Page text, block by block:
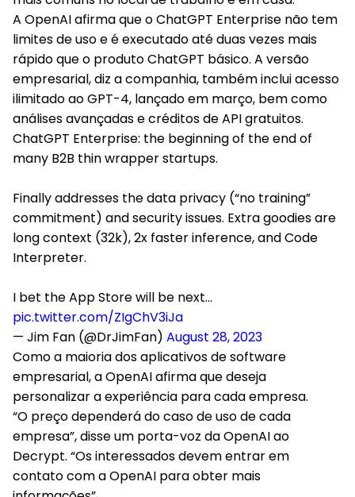
A OpenAI afirma que o ChatGPT Enterprise não tem
limites de uso e é executado até duas vezes mais
rápido que o produto ChatGPT básico. A versão
empresarial, diz a companhia, também inclui acesso
ilimitado ao GPT-4, lançado em março, bem como
análises avançadas e créditos de API gratuitos.
ChatGPT Enterprise: the beginning of the end of
many B2B thin wrapper startups.
Finally addresses the data privacy (“no training”
commitment) and security issues. Extra goodies are
long context (32k), 2x faster inference, and Code
Interpreter.
I bet the App Store will be next…
pic.twitter.com/ZIgChV3iJa
— Jim Fan (@DrJimFan) August 28, 2023
Como a maioria dos aplicativos de software
empresarial, a OpenAI afirma que deseja
personalizar a experiência para cada empresa.
“O preço dependerá do caso de uso de cada
empresa”, disse um porta-voz da OpenAI ao
Decrypt. “Os interessados ​​devem entrar em
contato com a OpenAI para obter mais